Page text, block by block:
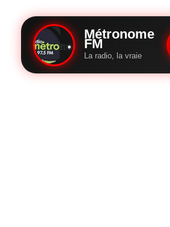
Métronome
FM
La radio, la vraie